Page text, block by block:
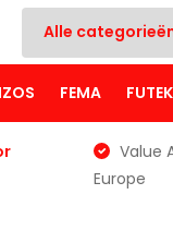
Alle
FEMA FUTEK
Value
Europe